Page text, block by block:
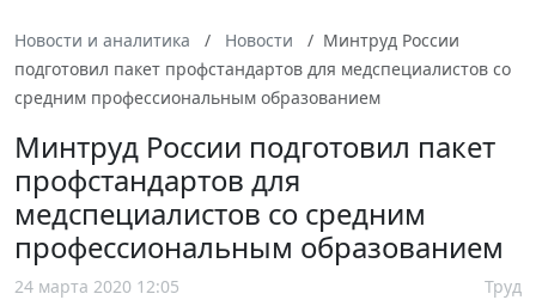
Новости и аналитика Новости
Минтруд России
подготовил пакет профстандартов для медспециалистов со
средним профессиональным образованием
Минтруд России подготовил пакет
профстандартов для
медспециалистов со средним
профессиональным образованием
24 марта 2020 12:05 Труд